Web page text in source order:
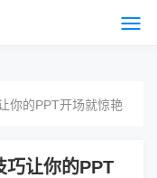
你的PPT开场就惊艳
巧让你的PPT